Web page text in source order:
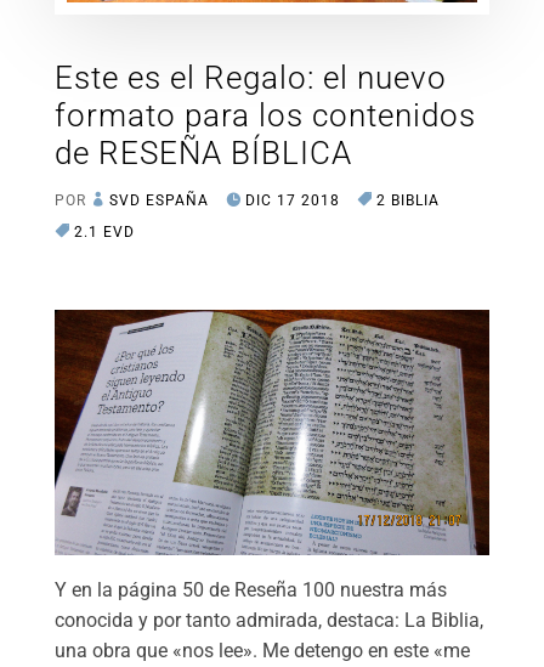
Este es el Regalo: el nuevo
formato para los contenidos
de RESEÑA BÍBLICA
POR SVD ESPAÑA DIC 17 2018
2 BIBLIA
2.1 EVD
Y en la página 50 de Reseña 100 nuestra más
conocida y por tanto admirada, destaca: La Biblia,
una obra que «nos lee». Me detengo en este «me